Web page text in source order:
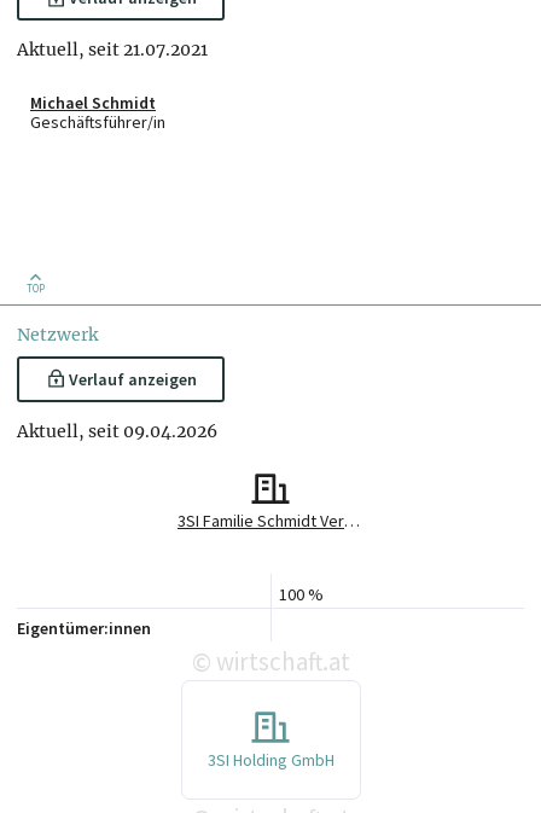
Aktuell, seit 21.07.2021
Michael Schmidt
Geschäftsführer/in
TOP
Netzwerk
Verlauf anzeigen
Aktuell, seit 09.04.2026
3SI Familie Schmidt Vermögensverwaltungs GmbH
100 %
Eigentümer:innen
© wirtschaft.at
3SI Holding GmbH